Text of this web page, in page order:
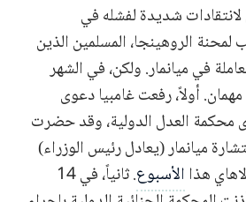
شديدة لفشله في
الروهينجا، المسلمين الذين
في ميانمار. ولكن، في الشهر
أولاً، رفعت غامبيا دعوى
محكمة العدل الدولية، وقد حضرت
ميانمار (يعادل رئيس الوزراء)
هذا الأسبوع
. ثانياً، في 14